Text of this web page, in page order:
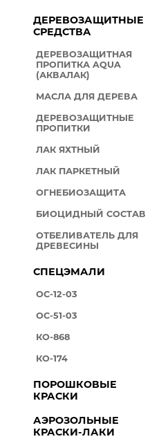
ДЕРЕВОЗАЩИТНЫЕ
СРЕДСТВА
ДЕРЕВОЗАЩИТНАЯ
ПРОПИТКА AQUA
(АКВАЛАК)
МАСЛА ДЛЯ ДЕРЕВА
ДЕРЕВОЗАЩИТНЫЕ
ПРОПИТКИ
ЛАК ЯХТНЫЙ
ЛАК ПАРКЕТНЫЙ
ОГНЕБИОЗАЩИТА
БИОЦИДНЫЙ СОСТАВ
ОТБЕЛИВАТЕЛЬ ДЛЯ
ДРЕВЕСИНЫ
СПЕЦЭМАЛИ
ОС-12-03
ОС-51-03
КО-868
КО-174
ПОРОШКОВЫЕ
КРАСКИ
АЭРОЗОЛЬНЫЕ
КРАСКИ-ЛАКИ